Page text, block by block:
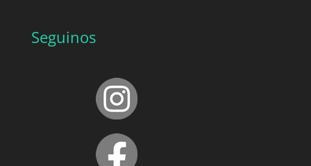
Seguinos